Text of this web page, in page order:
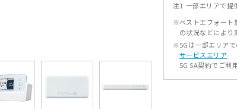
注1 一部エリアで提
※ベストエフォート
の状況などにより
※5Gは一部エリア
サービスエリア
5G SA契約でご利